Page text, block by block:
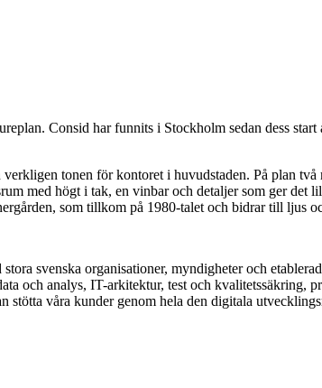
Consid har funnits i Stockholm sedan dess start
tonen för kontoret i huvudstaden. På plan två
med högt i tak, en vinbar och detaljer som ger det
som tillkom på 1980-talet och bidrar till ljus
svenska organisationer, myndigheter och
och analys, IT-arkitektur, test och kvalitetssäkring,
våra kunder genom hela den digitala